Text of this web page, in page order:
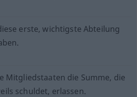
erste, wichtigste Abteilung
Mitgliedstaaten die Summe, die
schuldet, erlassen.